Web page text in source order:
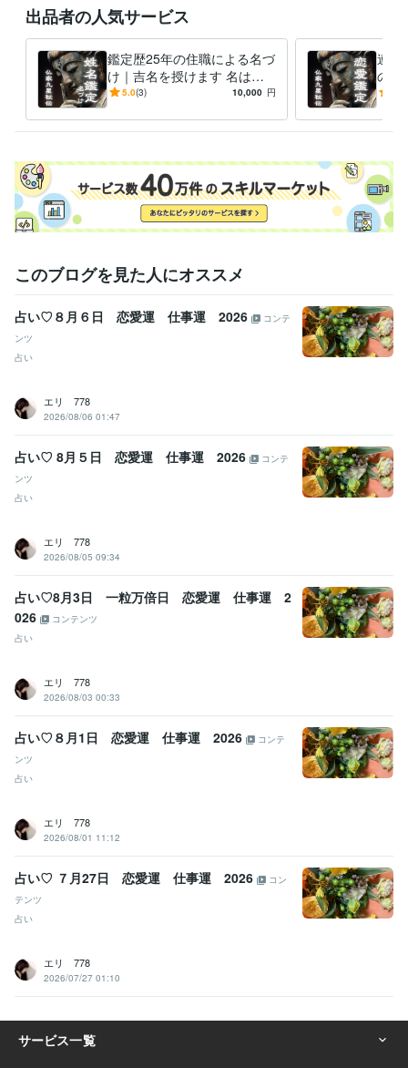
なお、鑑定のお渡しが
深夜になることもあります
夜間は
通知をオフにしてお休みください
ライフスタイル・その他 / 占い師 経験年数 : 25年
ライフスタイル・その他 / その他 経験年数 : 20年
受賞歴
ココナラ初出品 法話会　コロナ前まで15年くらい毎月法話会してま
ました！
レギュラーランク獲得
電話占い初☆５いただきました！
プロンズランク獲得 プラチナランク獲得
その他ツール
真言密教:26年 仏教:30年瞑想:30年
巡礼先達:10年
タイ語 日常会話レベル
出品者の人気サービス
鑑定歴25年の住職による名づ
け｜吉名を授けます 名は体
を表す｜赤ちゃん・会社名・
5.0(3) 10,000 円
連絡
の本
ご関
このブログを見た人にオススメ
占い♡８月６日 恋愛運 仕事運 2026
コンテ
ンツ
占い
エリ 778
2026/08/06 01:47
占い♡ 8月５日 恋愛運 仕事運 2026
コンテ
ンツ
占い
エリ 778
2026/08/05 09:34
占い♡8月3日 一粒万倍日 恋愛運 仕事運 2
026
コンテンツ
占い
エリ 778
2026/08/03 00:33
占い♡８月1日 恋愛運 仕事運 2026
コンテ
ンツ
占い
エリ 778
2026/08/01 11:12
占い♡ ７月27日 恋愛運 仕事運 2026
コン
テンツ
占い
エリ 778
2026/07/27 01:10